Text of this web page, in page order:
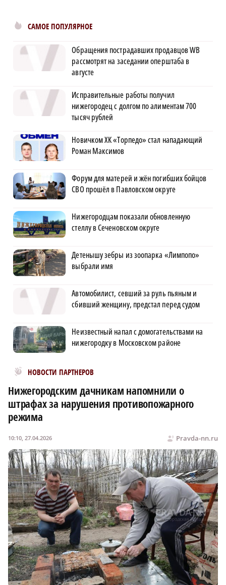
САМОЕ ПОПУЛЯРНОЕ
Обращения пострадавших продавцов WB
рассмотрят на заседании оперштаба в
августе
Исправительные работы получил
нижегородец с долгом по алиментам 700
тысяч рублей
Новичком ХК «Торпедо» стал нападающий
Роман Максимов
Форум для матерей и жён погибших бойцов
СВО прошёл в Павловском округе
Нижегородцам показали обновленную
стеллу в Сеченовском округе
Детенышу зебры из зоопарка «Лимпопо»
выбрали имя
Автомобилист, севший за руль пьяным и
сбивший женщину, предстал перед судом
Неизвестный напал с домогательствами на
нижегородку в Московском районе
НОВОСТИ ПАРТНЕРОВ
Новости МирТесен
Нижегородским дачникам напомнили о
штрафах за нарушения противопожарного
режима
Pravda-nn.ru
10:10, 27.04.2026